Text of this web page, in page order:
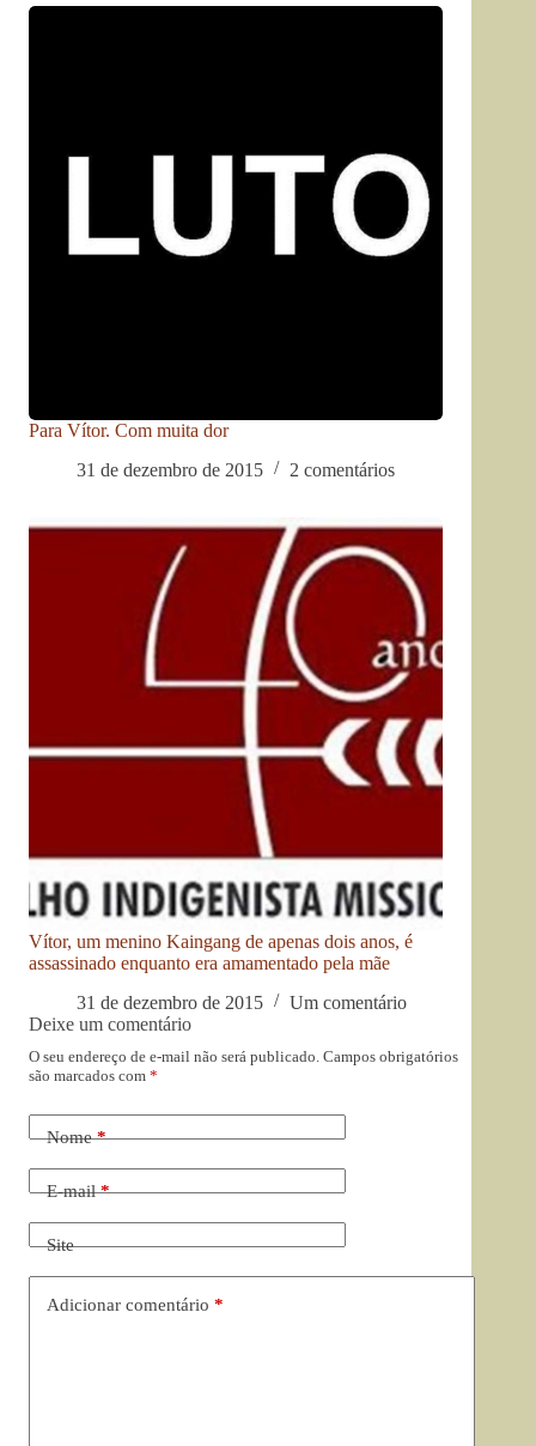
Para Vítor. Com muita dor
31 de dezembro de 2015
2 comentários
Vítor, um menino Kaingang de apenas dois anos, é
assassinado enquanto era amamentado pela mãe
31 de dezembro de 2015
Um comentário
Deixe um comentário
O seu endereço de e-mail não será publicado. Campos obrigatórios
são marcados com *
Nome*
E-mail*
Site
Adicionar comentário *